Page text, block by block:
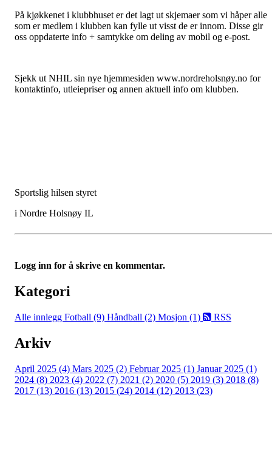
På kjøkkenet i klubbhuset er det lagt ut skjemaer som vi håper alle
som er medlem i klubben kan fylle ut visst de er innom. Disse gir
oss oppdaterte info + samtykke om deling av mobil og e-post.
Sjekk ut NHIL sin nye hjemmesiden www.nordreholsnøy.no for
kontaktinfo, utleiepriser og annen aktuell info om klubben.
Sportslig hilsen styret
i Nordre Holsnøy IL
Logg inn for å skrive en kommentar.
Kategori
Alle innlegg Fotball (9) Håndball (2) Mosjon (1) RSS
Arkiv
April 2025 (4) Mars 2025 (2) Februar 2025 (1) Januar 2025 (1)
2024 (8) 2023 (4) 2022 (7) 2021 (2) 2020 (5) 2019 (3) 2018 (8)
2017 (13) 2016 (13) 2015 (24) 2014 (12) 2013 (23)